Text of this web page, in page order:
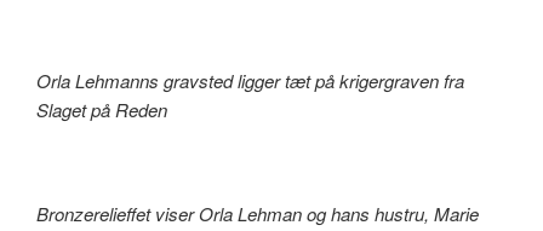
Orla Lehmanns gravsted ligger tæt på krigergraven fra
Slaget på Reden
Bronzerelieffet viser Orla Lehman og hans hustru, Marie